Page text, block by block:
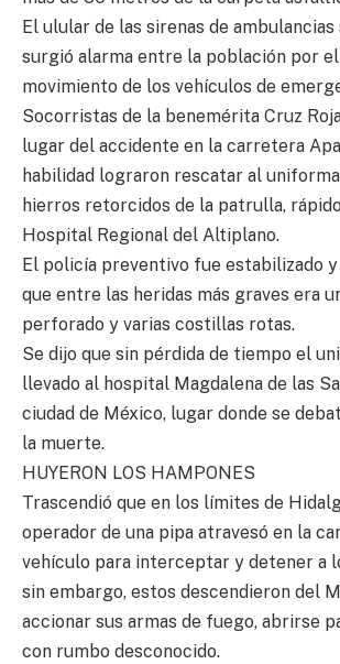
El ulular de las sirenas de
surgió alarma entre la población por
movimiento de los vehículos de
Socorristas de la benemérita Cruz
lugar del accidente en la carretera
habilidad lograron rescatar al
hierros retorcidos de la patrulla,
Hospital Regional del Altiplano.
El policía preventivo fue estabilizado
que entre las heridas más graves era
perforado y varias costillas rotas.
Se dijo que sin pérdida de tiempo el
llevado al hospital Magdalena de las
ciudad de México, lugar donde se
la muerte.
HUYERON LOS HAMPONES
Trascendió que en los límites de
operador de una pipa atravesó en la
vehículo para interceptar y detener a
sin embargo, estos descendieron del
accionar sus armas de fuego, abrirse
con rumbo desconocido.